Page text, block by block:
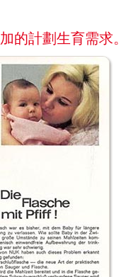
的計劃生育需求。